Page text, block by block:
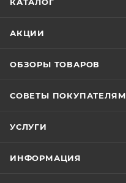
АКЦИИ
ОБЗОРЫ ТОВАРОВ
СОВЕТЫ ПОКУПАТЕЛЯМ
УСЛУГИ
ИНФОРМАЦИЯ